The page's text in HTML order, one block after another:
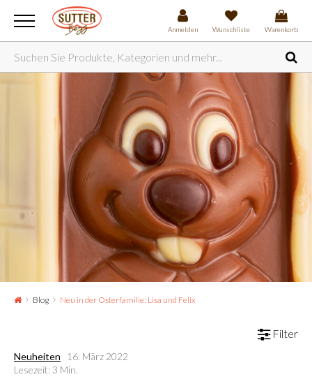
Anmelden Wunschliste Warenkorb
Blog Neu in der Osterfamilie: Lisa und Felix
Filter
Neuheiten
16. März 2022
Lesezeit: 3 Min.